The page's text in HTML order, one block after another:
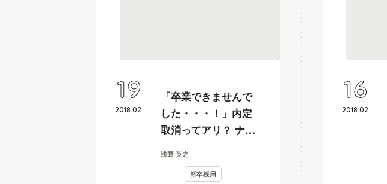
「卒業できませんで
した・・・！」内定
取消ってアリ？ ナ
浅野 英之
新卒採用
2018.02
19 2018.02
16